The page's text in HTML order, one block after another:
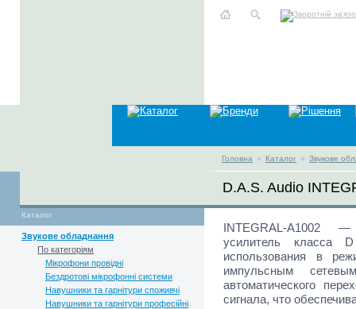
Головна » Каталог » Звукове
D.A.S. Audio
Каталог
Звукове обладнання
По категоріям
Мікрофони провідні
Бездротові мікрофонні системи
Навушники та гарнітури споживчі
Навушники та гарнітури професійні
INTEGRAL-A1002 —
усилитель класса
использования в
импульсным
автоматического
сигнала, что